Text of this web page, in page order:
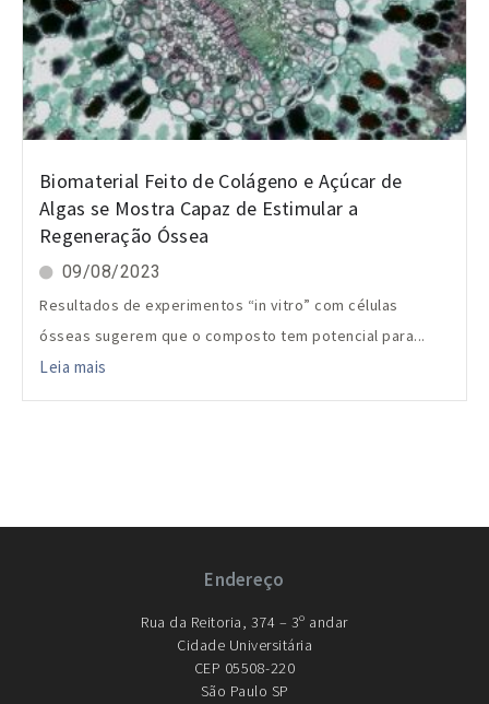
Biomaterial Feito de Colágeno e Açúcar de
Algas se Mostra Capaz de Estimular a
Regeneração Óssea
09/08/2023
Resultados de experimentos “in vitro” com células
ósseas sugerem que o composto tem potencial para...
Leia mais
Endereço
Rua da Reitoria, 374 – 3º andar
Cidade Universitária
CEP 05508-220
São Paulo SP